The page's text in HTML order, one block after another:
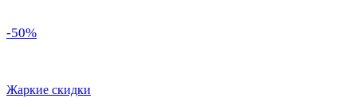
-50%
Жаркие скидки